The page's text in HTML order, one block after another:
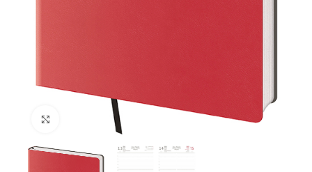
Klikněte pro zvětšení